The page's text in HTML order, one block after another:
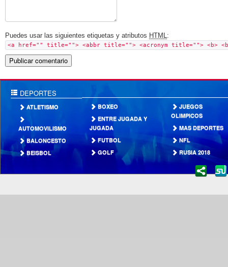
Puedes usar las siguientes etiquetas y atributos HTML:
<a href="" title=""> <abbr title=""> <acronym title=""> <b>
DEPORTES
ATLETISMO
AUTOMOVILISMO
BALONCESTO
BEISBOL
BOXEO
ENTRE JUGADA Y
JUGADA
FUTBOL
GOLF
JUEGOS
OLIMPICOS
MAS DEPORTES
NFL
RUSIA 2018